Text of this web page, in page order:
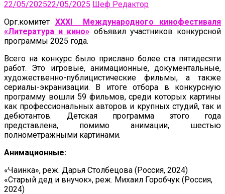
22/05/202522/05/2025 Шеф Редактор
Орг.комитет XХXI Международного кинофестиваля
«Литература и кино» объявил участников конкурсной
программы 2025 года.
Всего на конкурс было прислано более ста пятидесяти
работ. Это игровые, анимационные, документальные,
художественно-публицистические фильмы, а также
сериалы-экранизации. В итоге отбора в конкурсную
программу вошли 59 фильмов, среди которых картины
как профессиональных авторов и крупных студий, так и
дебютантов. Детская программа этого года
представлена, помимо анимации, шестью
полнометражными картинами.
Анимационные:
«Чаинка», реж. Дарья Столбецова (Россия, 2024)
«Старый дед и внучок», реж. Михаил Горобчук (Россия,
2024)